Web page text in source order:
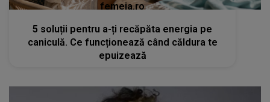
femeia.ro
5 soluții pentru a-ți recăpăta energia pe
caniculă. Ce funcționează când căldura te
epuizează